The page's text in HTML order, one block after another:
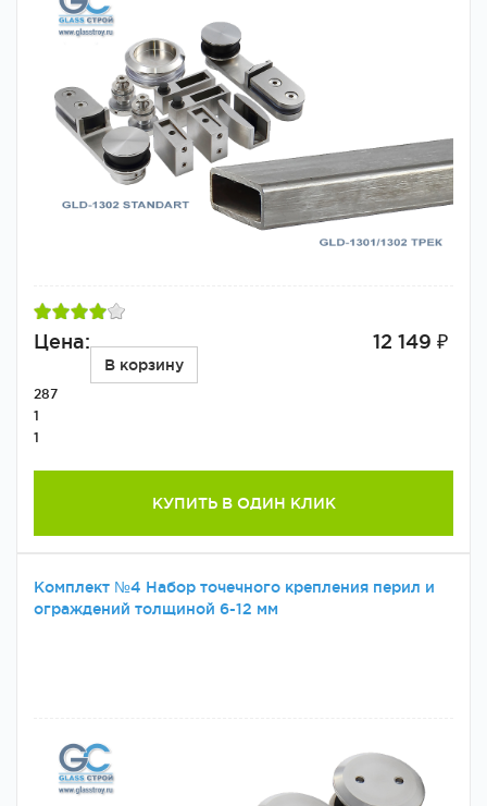
Цена: 12 149 ₽
В корзину
287
1
1
КУПИТЬ В ОДИН КЛИК
Комплект №4 Набор точечного крепления перил и
ограждений толщиной 6-12 мм